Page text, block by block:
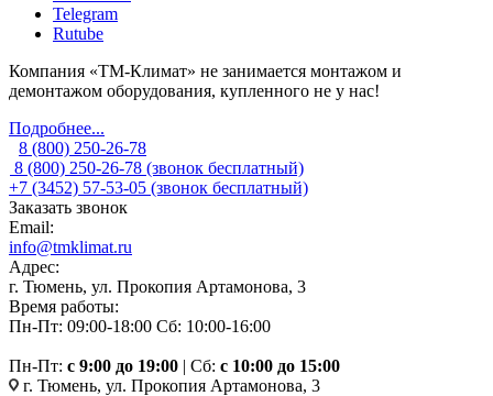
Telegram
Rutube
Компания «ТМ-Климат» не занимается монтажом и
демонтажом оборудования, купленного не у нас!
Подробнее...
8 (800) 250-26-78
8 (800) 250-26-78 (звонок бесплатный)
+7 (3452) 57-53-05 (звонок бесплатный)
Заказать звонок
Email:
info@tmklimat.ru
Адрес:
г. Тюмень, ул. Прокопия Артамонова, 3
Время работы:
Пн-Пт: 09:00-18:00 Сб: 10:00-16:00
Пн-Пт: c 9:00 до 19:00 | Сб: с 10:00 до 15:00
г. Тюмень, ул. Прокопия Артамонова, 3